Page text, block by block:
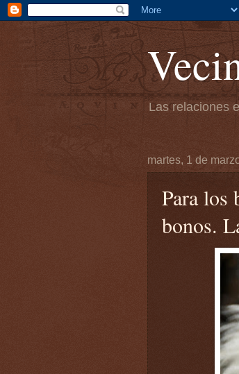
Las relaciones
martes, 1 de
Para los
bonos.